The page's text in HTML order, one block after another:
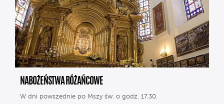
NABOŻEŃSTWA RÓŻAŃCOWE
W dni powszednie po Mszy św. o godz. 17.30.